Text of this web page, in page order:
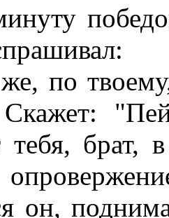
по твоему,
Скажет:
брат,
он,